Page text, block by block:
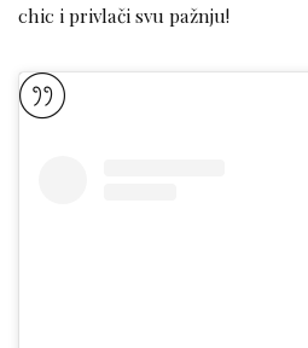
chic i privlači svu pažnju!